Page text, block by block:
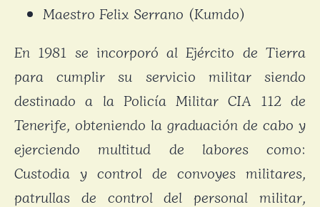
Maestro Felix Serrano (Kumdo)
En 1981 se incorporó al Ejército de Tierra
para cumplir su servicio militar siendo
destinado a la Policía Militar CIA 112 de
Tenerife, obteniendo la graduación de cabo y
ejerciendo multitud de labores como:
Custodia y control de convoyes militares,
patrullas de control del personal militar,